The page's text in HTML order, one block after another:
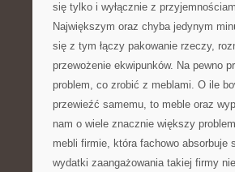
się tylko i wyłącznie z
Największym oraz chyba jedynym
się z tym łączy pakowanie rzeczy,
przewożenie ekwipunków. Na pewno
problem, co zrobić z meblami. O ile
przewieźć samemu, to meble oraz
nam o wiele znacznie większy
mebli firmie, która fachowo absorbuje
wydatki zaangażowania takiej firmy